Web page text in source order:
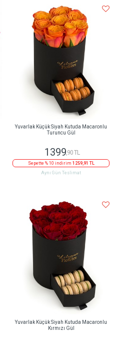
Yuvarlak Küçük Siyah Kutuda Macaronlu
Turuncu Gül
1399 ,90 TL
Sepette % 10 indirim 1259,91 TL
Aynı Gün Teslimat
Yuvarlak Küçük Siyah Kutuda Macaronlu
Kırmızı Gül